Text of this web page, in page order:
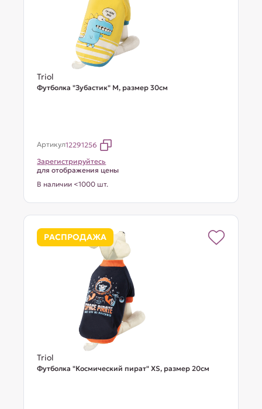
Triol
Футболка "Зубастик" M, размер 30см
Артикул12291256
Зарегистрируйтесь
для отображения цены
В наличии <1000 шт.
РАСПРОДАЖА
Triol
Футболка "Космический пират" XS, размер 20см